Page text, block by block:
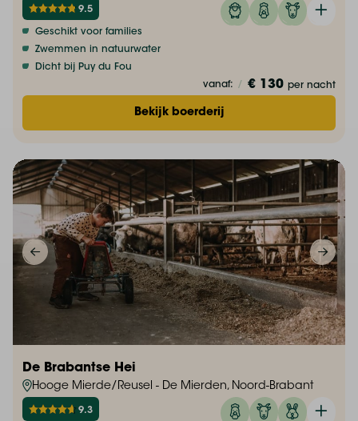
9.5
Geschikt voor families
Zwemmen in natuurwater
Dicht bij Puy du Fou
vanaf: / € 130 per nacht
Bekijk boerderij
De Brabantse Hei
Hooge Mierde/Reusel - De Mierden, Noord-Brabant
9.3